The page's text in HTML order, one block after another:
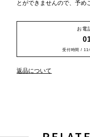
とができませんので、予め
お電
受付時間 /
返品について